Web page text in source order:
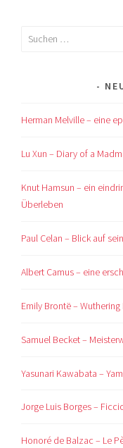
Suchen
Herman Melville – eine
Lu Xun – Diary of a
Knut Hamsun – ein
Überleben
Paul Celan – Blick auf
Albert Camus – eine
Emily Brontë –
Samuel Becket –
Yasunari Kawabata –
Jorge Luis Borges –
Honoré de Balzac – Le